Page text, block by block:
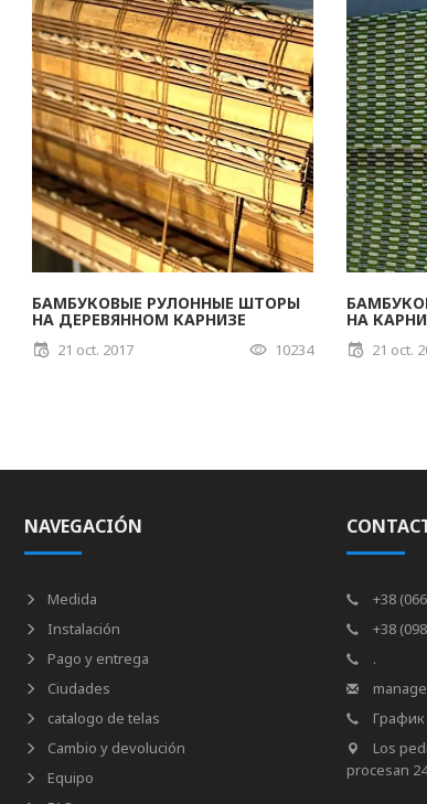
БАМБУКОВЫЕ РУЛОННЫЕ ШТОРЫ
НА ДЕРЕВЯННОМ КАРНИЗЕ
21 oct. 2017 10234
НА
21 oct.
NAVEGACIÓN
Medida
Instalación
Pago y entrega
Ciudades
catalogo de telas
Cambio y devolución
Equipo
+38
+38
.
График
Los
procesan